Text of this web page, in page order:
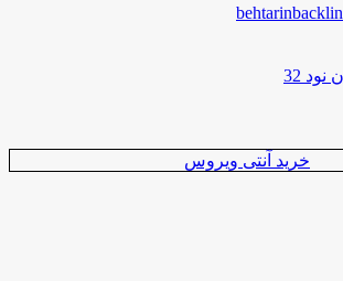
32
خرید آنتی ویروس